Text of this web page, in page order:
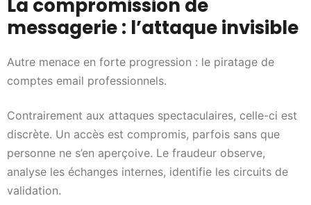
La compromission de
messagerie : l’attaque invisible
Autre menace en forte progression : le piratage de
comptes email professionnels.
Contrairement aux attaques spectaculaires, celle-ci est
discrète. Un accès est compromis, parfois sans que
personne ne s’en aperçoive. Le fraudeur observe,
analyse les échanges internes, identifie les circuits de
validation.